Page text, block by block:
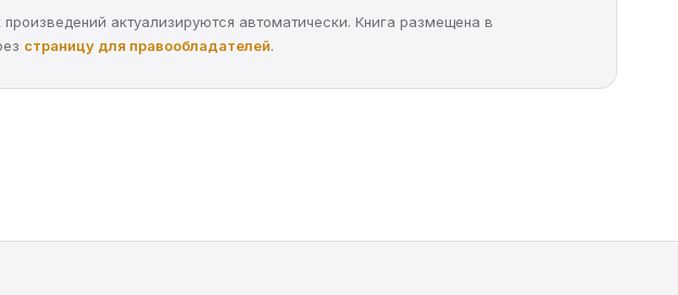
актуализируются автоматически. Книга размещена в
страницу для правообладателей.